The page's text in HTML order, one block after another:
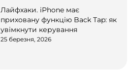
Лайфхаки. iPhone має
приховану функцію Back Tap: як
увімкнути керування
25 березня, 2026